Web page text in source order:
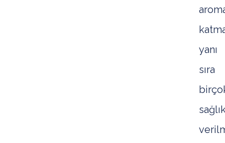
yanı
sıra